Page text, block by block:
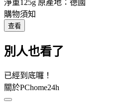
淨重125g 原產地：德國
購物須知
查看
別人也看了
已經到底囉！
關於PChome24h